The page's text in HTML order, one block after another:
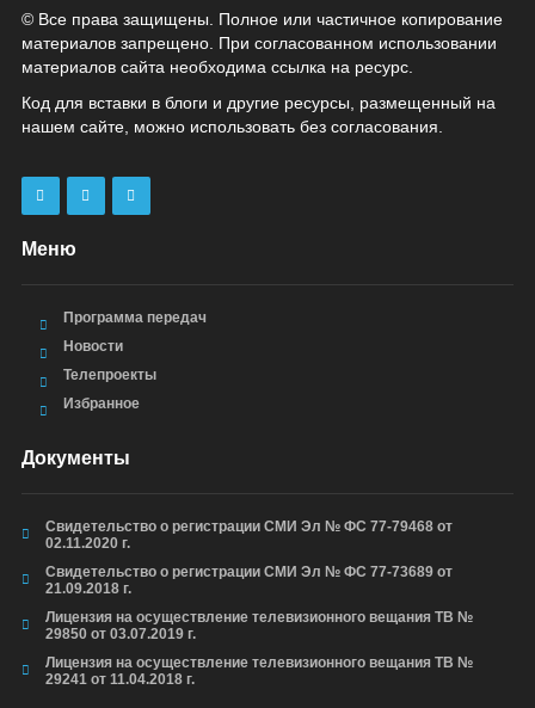
© Все права защищены. Полное или частичное копирование
материалов запрещено. При согласованном использовании
материалов сайта необходима ссылка на ресурс.
Код для вставки в блоги и другие ресурсы, размещенный на
нашем сайте, можно использовать без согласования.
Меню
Программа передач
Новости
Телепроекты
Избранное
Документы
Свидетельство о регистрации СМИ Эл № ФС 77-79468 от
02.11.2020 г.
Свидетельство о регистрации СМИ Эл № ФС 77-73689 от
21.09.2018 г.
Лицензия на осуществление телевизионного вещания ТВ №
29850 от 03.07.2019 г.
Лицензия на осуществление телевизионного вещания ТВ №
29241 от 11.04.2018 г.